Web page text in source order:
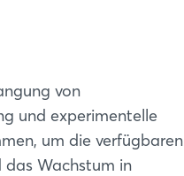
von
und experimentelle
um die verfügbaren
das Wachstum in